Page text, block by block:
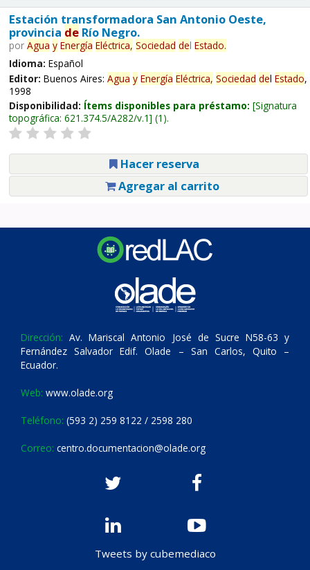
Estación transformadora San Antonio Oeste,
provincia deRío Negro.
por Agua y Energía Eléctrica, Sociedad del Estado.
Idioma: Español
Editor: Buenos Aires: Agua y Energía Eléctrica, Sociedad del Estado,
1998
Disponibilidad: Ítems disponibles para préstamo: Signatura
topográfica: 621.374.5/A282/v.1 (1).
Hacer reserva
Agregar al carrito
Dirección: Av. Mariscal Antonio José de Sucre N58-63 y
Fernández Salvador Edif. Olade – San Carlos, Quito –
Ecuador.
Web: www.olade.org
Teléfono: (593 2) 259 8122 / 2598 280
Correo: centro.documentacion@olade.org
Tweets by cubemediaco